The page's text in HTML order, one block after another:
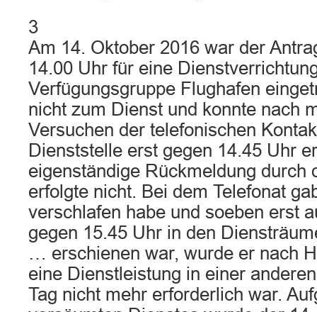
3
Am 14. Oktober 2016 war der
14.00 Uhr für eine
Verfügungsgruppe Flughafen
nicht zum Dienst und konnte nach
Versuchen der telefonischen
Dienststelle erst gegen 14.45 Uhr
eigenständige Rückmeldung durch
erfolgte nicht. Bei dem Telefonat
verschlafen habe und soeben erst
gegen 15.45 Uhr in den
… erschienen war, wurde er nach
eine Dienstleistung in einer
Tag nicht mehr erforderlich war.